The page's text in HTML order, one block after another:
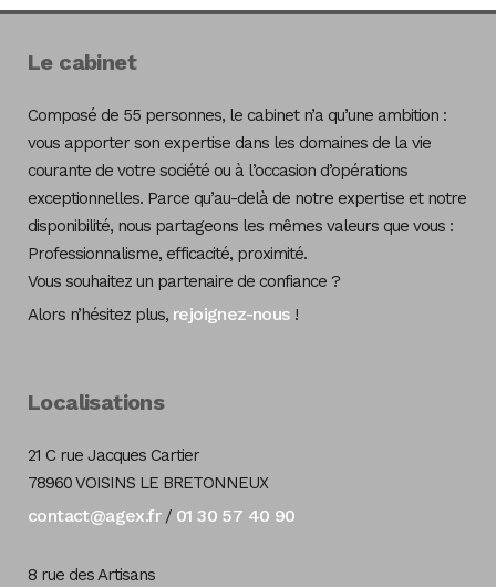
Le cabinet
Composé de 55 personnes, le cabinet n’a qu’une ambition :
vous apporter son expertise dans les domaines de la vie
courante de votre société ou à l’occasion d’opérations
exceptionnelles. Parce qu’au-delà de notre expertise et notre
disponibilité, nous partageons les mêmes valeurs que vous :
Professionnalisme, efficacité, proximité.
Vous souhaitez un partenaire de confiance ?
Alors n’hésitez plus, rejoignez-nous!
Localisations
21 C rue Jacques Cartier
78960 VOISINS LE BRETONNEUX
contact@agex.fr/ 01 30 57 40 90
8 rue des Artisans